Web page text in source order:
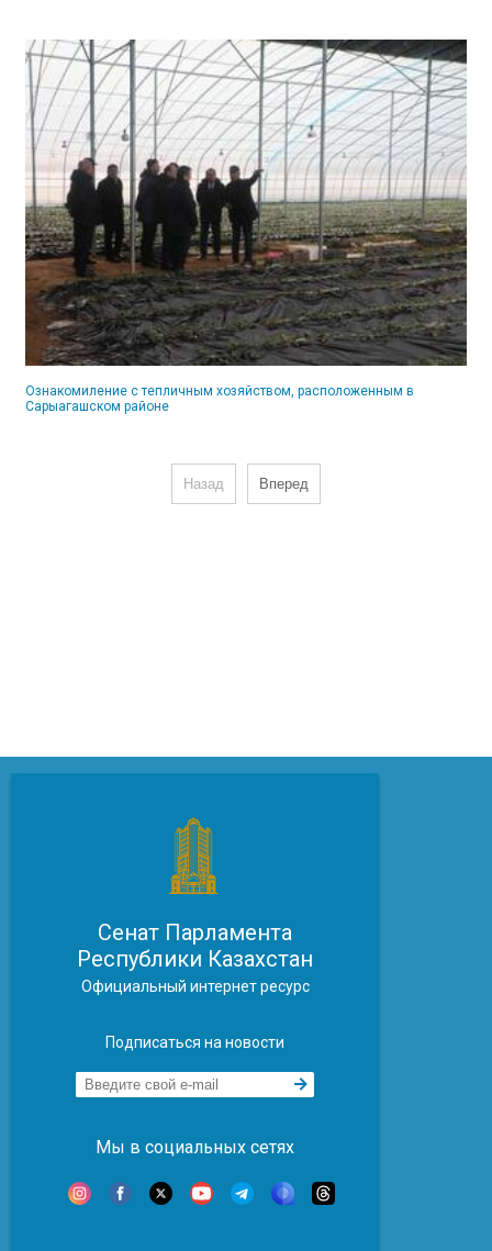
Ознакомиление с тепличным хозяйством, расположенным в
Сарыагашском районе
Назад Вперед
Сенат Парламента
Республики Казахстан
Официальный интернет ресурс
Подписаться на новости
Мы в социальных сетях